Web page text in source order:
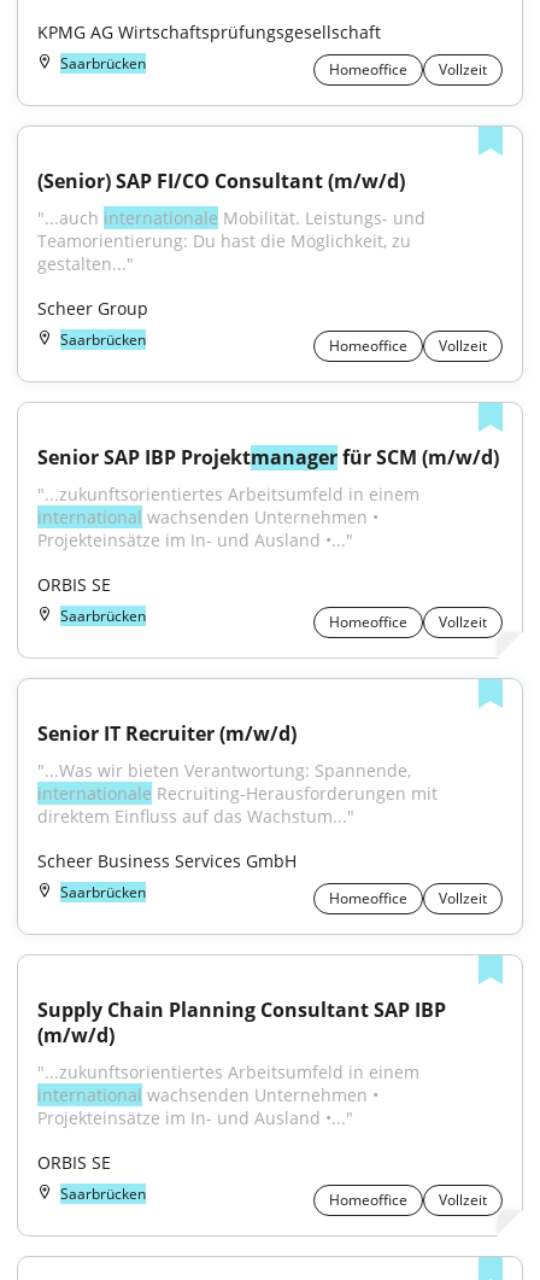
KPMG AG Wirtschaftsprüfungsgesellschaft
Saarbrücken Homeoffice Vollzeit
(Senior) SAP FI/CO Consultant (m/w/d)
"...auch internationale Mobilität. Leistungs- und
Teamorientierung: Du hast die Möglichkeit, zu
gestalten..."
Scheer Group
Saarbrücken Homeoffice Vollzeit
Senior SAP IBP Projektmanager für SCM (m/w/d)
international wachsenden Unternehmen •
Projekteinsätze im In- und Ausland •..."
ORBIS SE
Saarbrücken Homeoffice Vollzeit
Senior IT Recruiter (m/w/d)
internationale Recruiting-Herausforderungen mit
direktem Einfluss auf das Wachstum..."
Scheer Business Services GmbH
Saarbrücken Homeoffice Vollzeit
Supply Chain Planning Consultant SAP IBP
(m/w/d)
international wachsenden Unternehmen •
Projekteinsätze im In- und Ausland •..."
ORBIS SE
Saarbrücken Homeoffice Vollzeit